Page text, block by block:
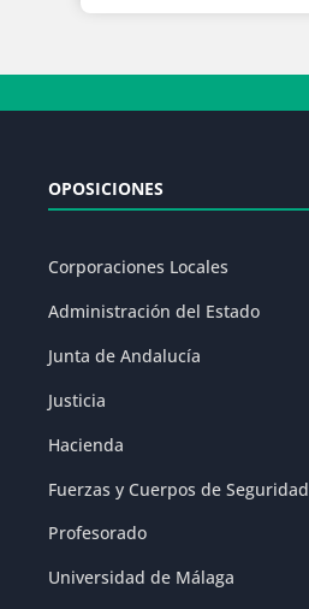
OPOSICIONES
Corporaciones Locales
Administración del Estado
Junta de Andalucía
Justicia
Hacienda
Fuerzas y Cuerpos de Seguridad
Profesorado
Universidad de Málaga